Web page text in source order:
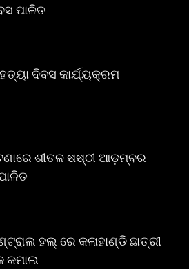
ପାଳିତ
ଦିବସ କାର୍ଯ୍ୟକ୍ରମ
ଶୀତଳ ଷଷ୍ଠୀ ଆଡ଼ମ୍ବର
ହଲ୍ ରେ କଳାହାଣ୍ଡି ଛାତ୍ରୀ
କମାଲ